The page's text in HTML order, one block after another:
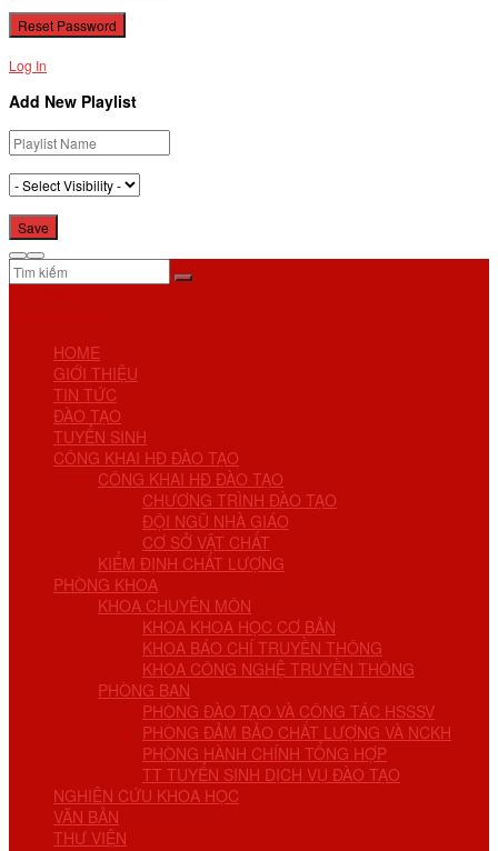
Log In
Add New Playlist
HOME
GIỚI THIỆU
TIN TỨC
ĐÀO TẠO
TUYỂN SINH
CÔNG KHAI HĐ ĐÀO TẠO
CÔNG KHAI HĐ ĐÀO TẠO
CHƯƠNG TRÌNH ĐÀO TẠO
ĐỘI NGŨ NHÀ GIÁO
CƠ SỞ VẬT CHẤT
KIỂM ĐỊNH CHẤT LƯỢNG
PHÒNG KHOA
KHOA CHUYÊN MÔN
KHOA KHOA HỌC CƠ BẢN
KHOA BÁO CHÍ TRUYỀN THÔNG
KHOA CÔNG NGHỆ TRUYỀN THÔNG
PHÒNG BAN
PHÒNG ĐÀO TẠO VÀ CÔNG TÁC HSSSV
PHÒNG ĐẢM BẢO CHẤT LƯỢNG VÀ NCKH
PHÒNG HÀNH CHÍNH TỔNG HỢP
TT TUYỂN SINH DỊCH VỤ ĐÀO TẠO
NGHIÊN CỨU KHOA HỌC
VĂN BẢN
THƯ VIỆN